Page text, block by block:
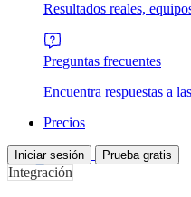
Resultados reales,
Preguntas frecuentes
Encuentra respuestas a
Precios
Iniciar sesión Prueba gratis
Integración